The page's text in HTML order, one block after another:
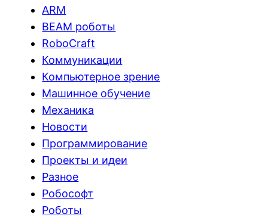
ARM
BEAM роботы
RoboCraft
Коммуникации
Компьютерное зрение
Машинное обучение
Механика
Новости
Программирование
Проекты и идеи
Разное
Робософт
Роботы